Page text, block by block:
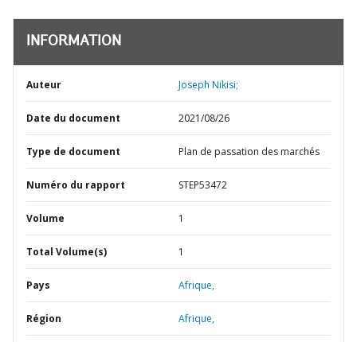
INFORMATION
Auteur Joseph Nikisi;
Date du document 2021/08/26
Type de document Plan de passation des marchés
Numéro du rapport STEP53472
Volume 1
Total Volume(s) 1
Pays Afrique,
Région Afrique,